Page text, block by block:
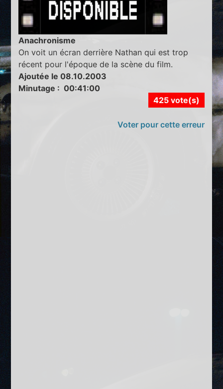
Anachronisme
On voit un écran derrière Nathan qui est trop
récent pour l'époque de la scène du film.
Ajoutée le 08.10.2003
Minutage : 00:41:00
425 vote(s)
Voter pour cette erreur